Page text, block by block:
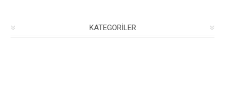
KATEGORILER